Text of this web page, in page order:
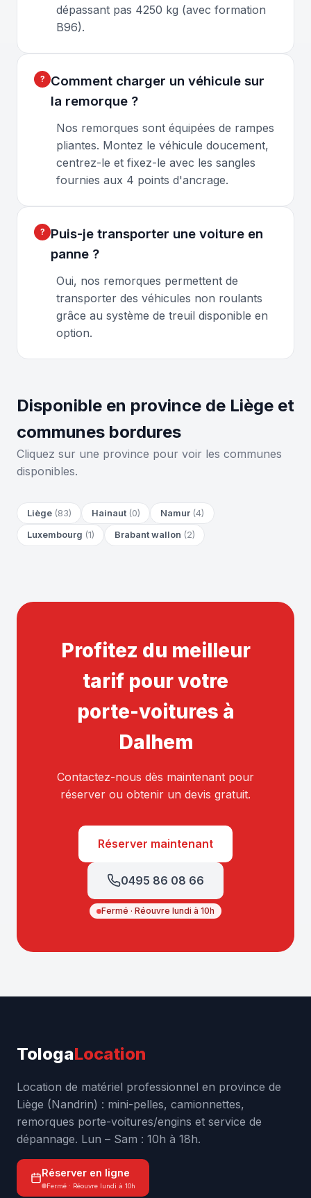
dépassant pas 4250 kg (avec formation
B96).
Comment charger un véhicule sur
la remorque ?
Nos remorques sont équipées de rampes
pliantes. Montez le véhicule doucement,
centrez-le et fixez-le avec les sangles
fournies aux 4 points d'ancrage.
Puis-je transporter une voiture en
panne ?
Oui, nos remorques permettent de
transporter des véhicules non roulants
grâce au système de treuil disponible en
option.
Disponible en province de Liège et
communes bordures
Cliquez sur une province pour voir les communes
disponibles.
Liège (83) Hainaut (0) Namur (4)
Luxembourg (1) Brabant wallon (2)
Profitez du meilleur
tarif pour votre
porte-voitures à
Dalhem
Contactez-nous dès maintenant pour
réserver ou obtenir un devis gratuit.
Réserver maintenant
0495 86 08 66
Fermé · Réouvre lundi à 10h
TologaLocation
Location de matériel professionnel en province de
Liège (Nandrin) : mini-pelles, camionnettes,
remorques porte-voitures/engins et service de
dépannage. Lun – Sam : 10h à 18h.
Réserver en ligne
Fermé · Réouvre lundi à 10h